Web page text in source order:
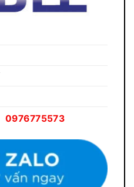
0976775573